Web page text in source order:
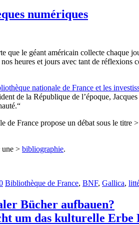
numériques
que le géant américain collecte
heures et jours avec tant de
nationale de France et les
de la République de l’époque,
de France propose un débat sous le titre >
une > bibliographie.
Bibliothèque de France, BNF, Gallica,
Bücher aufbauen?
um das kulturelle